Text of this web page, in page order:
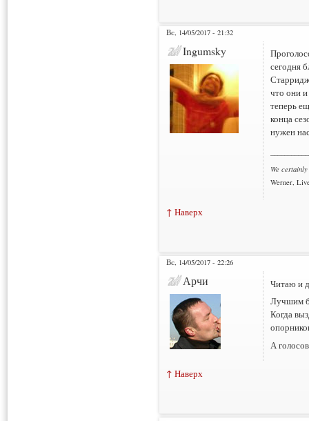
Вс, 14/05/2017 - 21:32
Ingumsky
сегодня
что они и
теперь
конца
нужен
We
Werner,
↑ Наверх
Вс, 14/05/2017 - 22:26
Арчи
Читаю и
Лучшим
Когда
А
↑ Наверх